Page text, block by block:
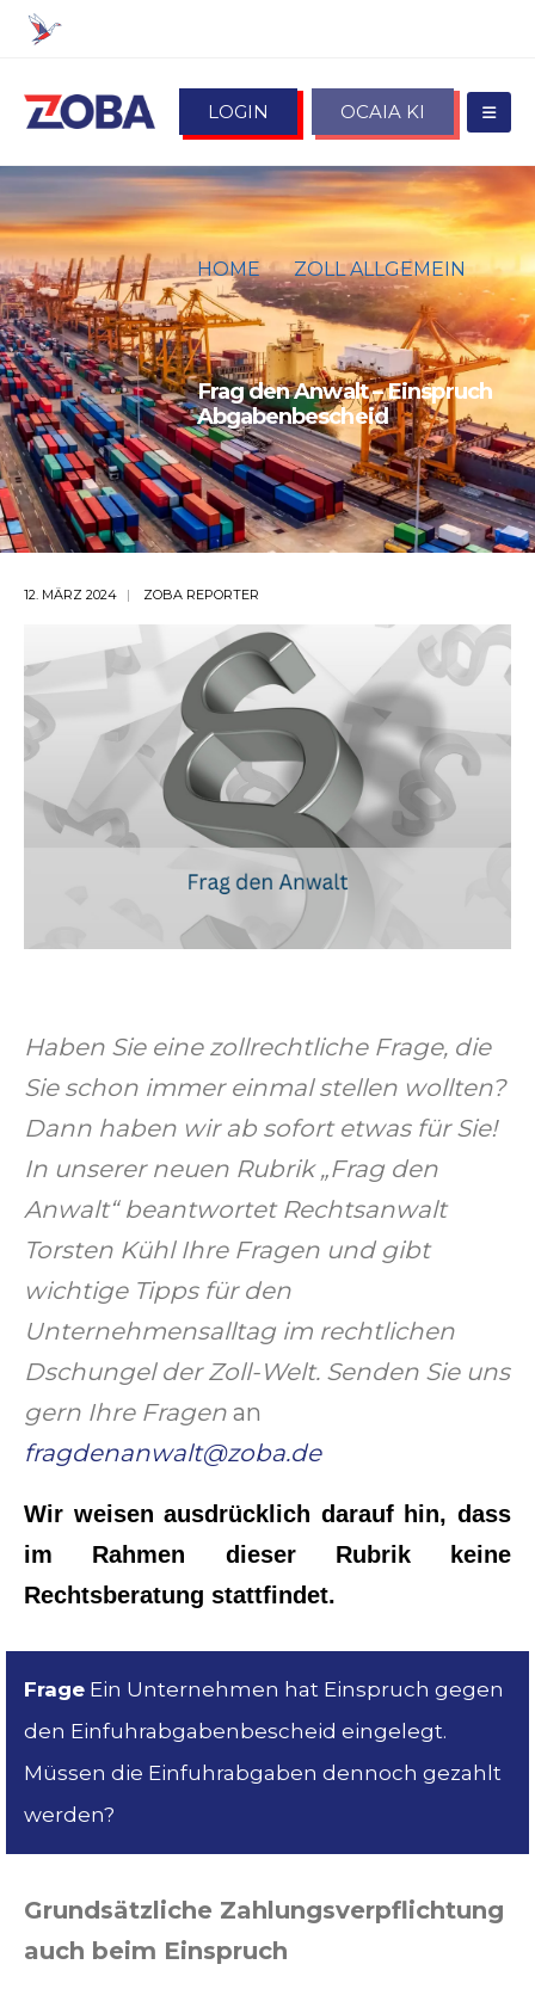
LOGIN OCAIA KI
HOME
ZOLL ALLGEMEIN
FRAG DEN ANWALT –
EINSPRUCH
ABGABENBESCHEID
Frag den Anwalt – Einspruch
Abgabenbescheid
12. MÄRZ 2024 ZOBA REPORTER
Haben Sie eine zollrechtliche Frage, die
Sie schon immer einmal stellen wollten?
Dann haben wir ab sofort etwas für Sie!
In unserer neuen Rubrik „Frag den
Anwalt“ beantwortet Rechtsanwalt
Torsten Kühl Ihre Fragen und gibt
wichtige Tipps für den
Unternehmensalltag im rechtlichen
Dschungel der Zoll-Welt. Senden Sie uns
gern Ihre Fragen an
fragdenanwalt@zoba.de
Wir weisen ausdrücklich darauf hin, dass
im Rahmen dieser Rubrik keine
Rechtsberatung stattfindet.
Frage Ein Unternehmen hat Einspruch gegen
den Einfuhrabgabenbescheid eingelegt.
Müssen die Einfuhrabgaben dennoch gezahlt
werden?
Grundsätzliche Zahlungsverpflichtung
auch beim Einspruch